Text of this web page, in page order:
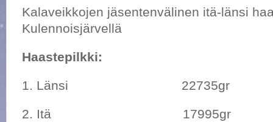
Kalaveikkojen jäsentenvälinen itä-länsi
Kulennoisjärvellä
Haastepilkki:
1. Länsi 22735gr
2. Itä 17995gr